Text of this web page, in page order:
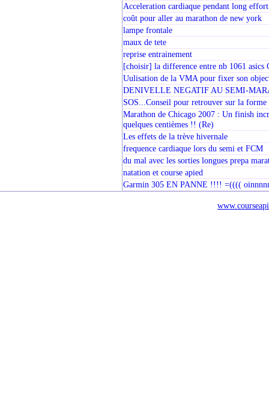
Acceleration cardiaque pendant long
coût pour aller au marathon de new york
lampe frontale
maux de tete
reprise entrainement
[choisir] la difference entre nb 1061
Uulisation de la VMA pour fixer son
DENIVELLE NEGATIF AU SEMI-
SOS...Conseil pour retrouver sur la forme
Marathon de Chicago 2007 : Un finish
quelques centièmes !! (Re)
Les effets de la trève hivernale
frequence cardiaque lors du semi et FCM
du mal avec les sorties longues prepa
natation et course apied
Garmin 305 EN PANNE !!!! =((((